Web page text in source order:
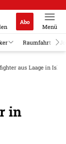
Abo
Menü
Raumfahrt
aus Laage in
in